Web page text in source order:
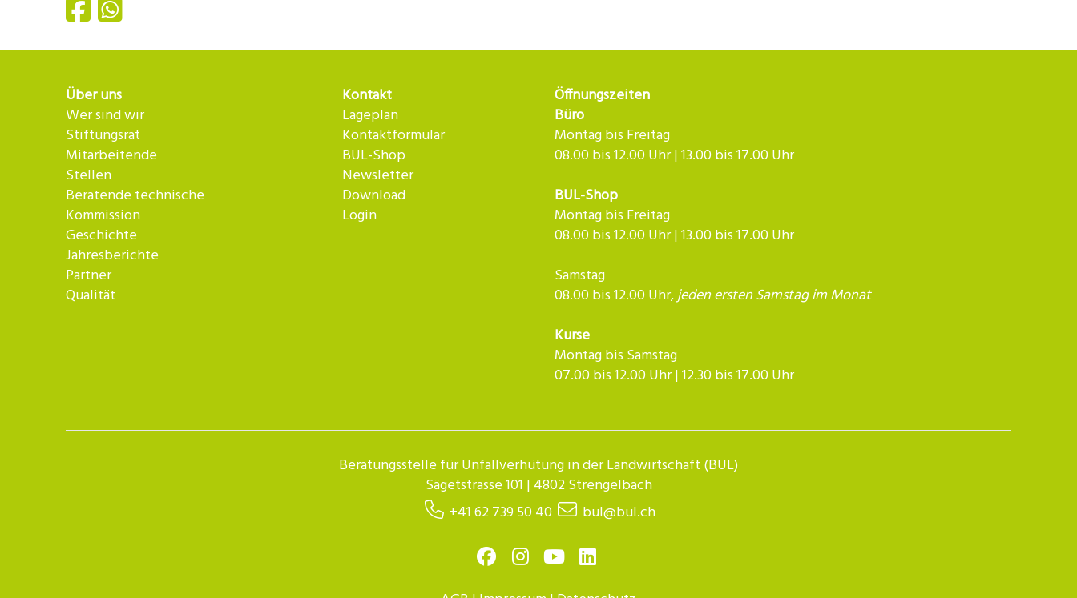
Über uns
Wer sind wir
Stiftungsrat
Mitarbeitende
Stellen
Beratende technische
Kommission
Geschichte
Jahresberichte
Partner
Qualität
Kontakt
Lageplan
Kontaktformular
BUL-Shop
Newsletter
Download
Login
Öffnungszeiten
Büro
Montag bis Freitag
08.00 bis 12.00 Uhr | 13.00 bis 17.00 Uhr
BUL-Shop
Montag bis Freitag
08.00 bis 12.00 Uhr | 13.00 bis 17.00 Uhr
Samstag
08.00 bis 12.00 Uhr,jeden ersten Samstag im Monat
Kurse
Montag bis Samstag
07.00 bis 12.00 Uhr | 12.30 bis 17.00 Uhr​​​​​​
Beratungsstelle für Unfallverhütung in der Landwirtschaft (BUL)
Sägetstrasse 101 | 4802 Strengelbach
+41 62 739 50 40
bul@bul.ch